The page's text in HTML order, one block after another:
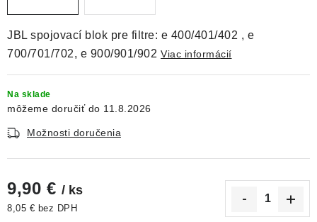
JBL spojovací blok pre filtre: e 400/401/402 , e
700/701/702, e 900/901/902 Viac informácií
Na sklade
11.8.2026
Možnosti doručenia
9,90 € / ks
8,05 € bez DPH